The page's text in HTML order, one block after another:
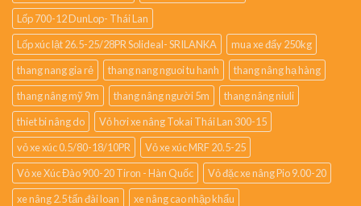
Lốp 700-12 DunLop- Thái Lan
Lốp xúc lật 26.5-25/28PR Solideal- SRILANKA
mua xe đẩy 250kg
thang nang gia rẻ
thang nang nguoi tu hanh
thang nâng hạ hàng
thang nâng mỹ 9m
thang nâng người 5m
thang nâng niuli
thiet bi nâng do
Vỏ hơi xe nâng Tokai Thái Lan 300-15
vỏ xe xúc 0.5/80-18/10PR
Vỏ xe xúc MRF 20.5-25
Vỏ xe Xúc Đào 900-20 Tiron - Hàn Quốc
Vỏ đặc xe nâng Pio 9.00-20
xe nâng 2.5 tấn đài loan
xe nâng cao nhập khẩu